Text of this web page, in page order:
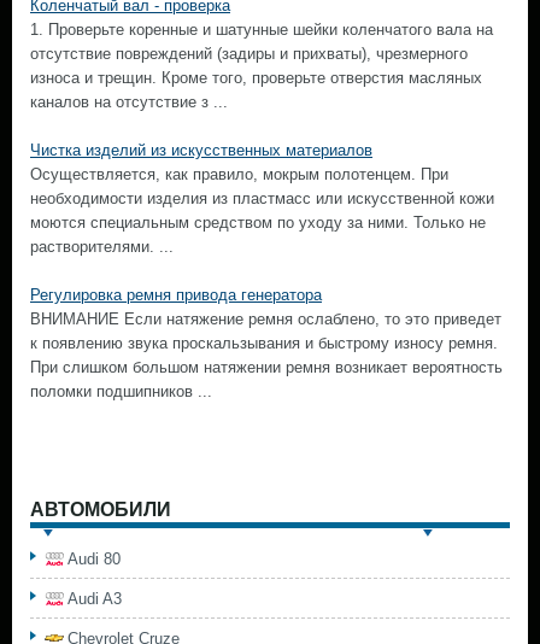
Коленчатый вал - проверка
1. Проверьте коренные и шатунные шейки коленчатого вала на
отсутствие повреждений (задиры и прихваты), чрезмерного
износа и трещин. Кроме того, проверьте отверстия масляных
каналов на отсутствие з ...
Чистка изделий из искусственных материалов
Осуществляется, как правило, мокрым полотенцем. При
необходимости изделия из пластмасс или искусственной кожи
моются специальным средством по уходу за ними. Только не
растворителями. ...
Регулировка ремня привода генератора
ВНИМАНИЕ Если натяжение ремня ослаблено, то это приведет
к появлению звука проскальзывания и быстрому износу ремня.
При слишком большом натяжении ремня возникает вероятность
поломки подшипников ...
АВТОМОБИЛИ
Audi 80
Audi A3
Chevrolet Cruze